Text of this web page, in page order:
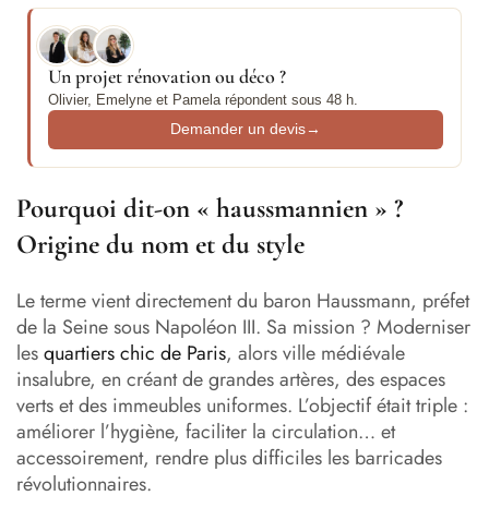
Un projet rénovation ou déco ?
Olivier, Emelyne et Pamela répondent sous 48 h.
Demander un devis→
Pourquoi dit-on « haussmannien » ?
Origine du nom et du style
Le terme vient directement du baron Haussmann, préfet
de la Seine sous Napoléon III. Sa mission ? Moderniser
lesquartiers chic de Paris, alors ville médiévale
insalubre, en créant de grandes artères, des espaces
verts et des immeubles uniformes. L’objectif était triple :
améliorer l’hygiène, faciliter la circulation… et
accessoirement, rendre plus difficiles les barricades
révolutionnaires.